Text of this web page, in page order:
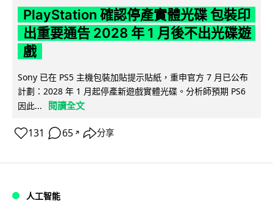
PlayStation 確認停產實體光碟 包裝印
出重要通告 2028 年 1 月後不出光碟遊
戲
Sony 已在 PS5 主機包裝加貼提示貼紙，重申官方 7 月已公布
計劃：2028 年 1 月起停產新遊戲實體光碟。分析師預期 PS6
因此...
閱讀全文
131 65 ↗ 分享
人工智能